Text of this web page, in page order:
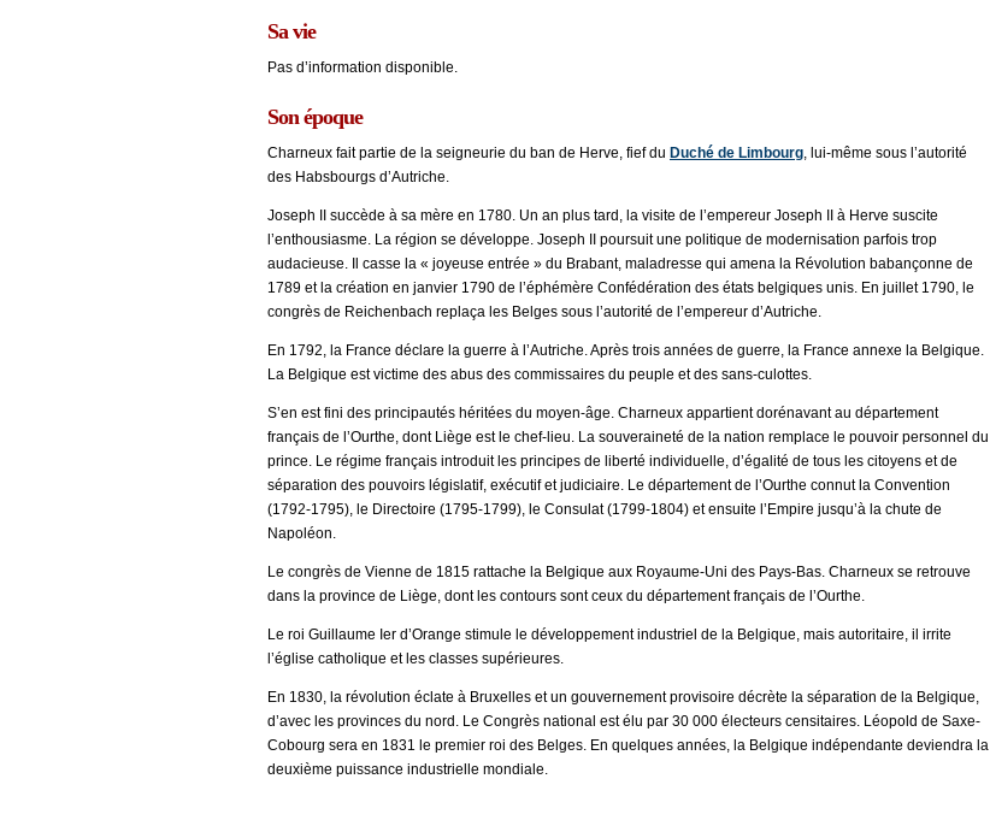
Sa vie
Pas d’information disponible.
Son époque
Charneux fait partie de la seigneurie du ban de Herve, fief du Duché de Limbourg, lui-même sous l’autorité
des Habsbourgs d’Autriche.
Joseph II succède à sa mère en 1780. Un an plus tard, la visite de l’empereur Joseph II à Herve suscite
l’enthousiasme. La région se développe. Joseph II poursuit une politique de modernisation parfois trop
audacieuse. Il casse la « joyeuse entrée » du Brabant, maladresse qui amena la Révolution babançonne de
1789 et la création en janvier 1790 de l’éphémère Confédération des états belgiques unis. En juillet 1790, le
congrès de Reichenbach replaça les Belges sous l’autorité de l’empereur d’Autriche.
En 1792, la France déclare la guerre à l’Autriche. Après trois années de guerre, la France annexe la Belgique.
La Belgique est victime des abus des commissaires du peuple et des sans-culottes.
S’en est fini des principautés héritées du moyen-âge. Charneux appartient dorénavant au département
français de l’Ourthe, dont Liège est le chef-lieu. La souveraineté de la nation remplace le pouvoir personnel du
prince. Le régime français introduit les principes de liberté individuelle, d’égalité de tous les citoyens et de
séparation des pouvoirs législatif, exécutif et judiciaire. Le département de l’Ourthe connut la Convention
(1792-1795), le Directoire (1795-1799), le Consulat (1799-1804) et ensuite l’Empire jusqu’à la chute de
Napoléon.
Le congrès de Vienne de 1815 rattache la Belgique aux Royaume-Uni des Pays-Bas. Charneux se retrouve
dans la province de Liège, dont les contours sont ceux du département français de l’Ourthe.
Le roi Guillaume Ier d’Orange stimule le développement industriel de la Belgique, mais autoritaire, il irrite
l’église catholique et les classes supérieures.
En 1830, la révolution éclate à Bruxelles et un gouvernement provisoire décrète la séparation de la Belgique,
d’avec les provinces du nord. Le Congrès national est élu par 30 000 électeurs censitaires. Léopold de Saxe-
Cobourg sera en 1831 le premier roi des Belges. En quelques années, la Belgique indépendante deviendra la
deuxième puissance industrielle mondiale.